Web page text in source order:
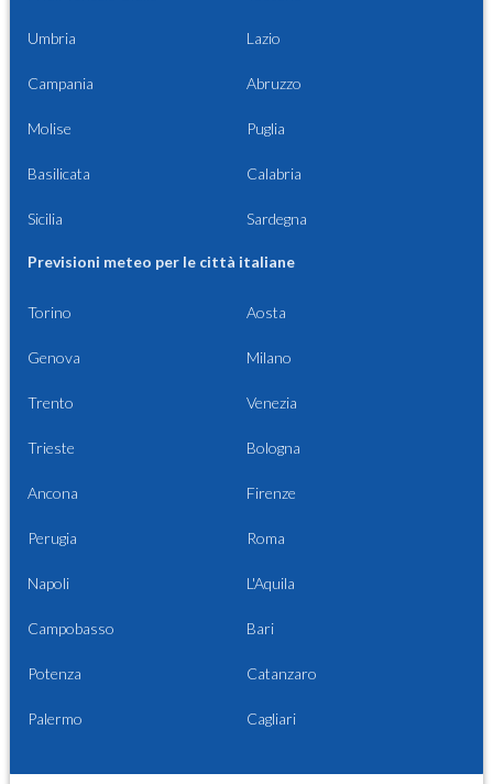
Umbria Lazio
Campania Abruzzo
Molise Puglia
Basilicata Calabria
Sicilia Sardegna
Previsioni meteo per le città italiane
Torino Aosta
Genova Milano
Trento Venezia
Trieste Bologna
Ancona Firenze
Perugia Roma
Napoli L'Aquila
Campobasso Bari
Potenza Catanzaro
Palermo Cagliari